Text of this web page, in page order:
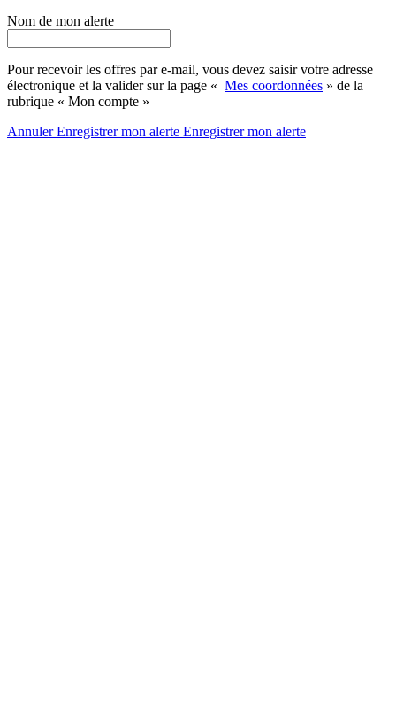
Nom de mon alerte
Pour recevoir les offres par e-mail, vous devez saisir votre adresse
électronique et la valider sur la page « Mes coordonnées » de la
rubrique « Mon compte »
AnnulerEnregistrer mon alerte Enregistrermon alerte